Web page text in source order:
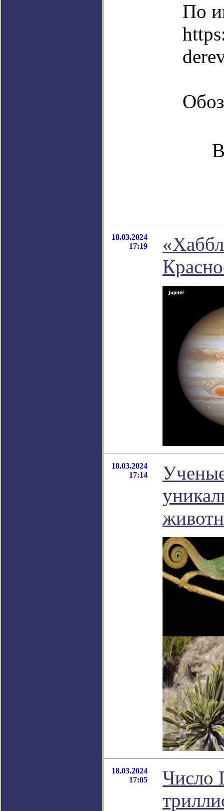
По
18.03.2024
17:19
18.03.2024
17:14
18.03.2024
17:05
Число